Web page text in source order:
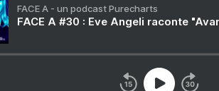
FACE A - un podcast Purecharts
FACE A #30 : Eve Angeli raconte